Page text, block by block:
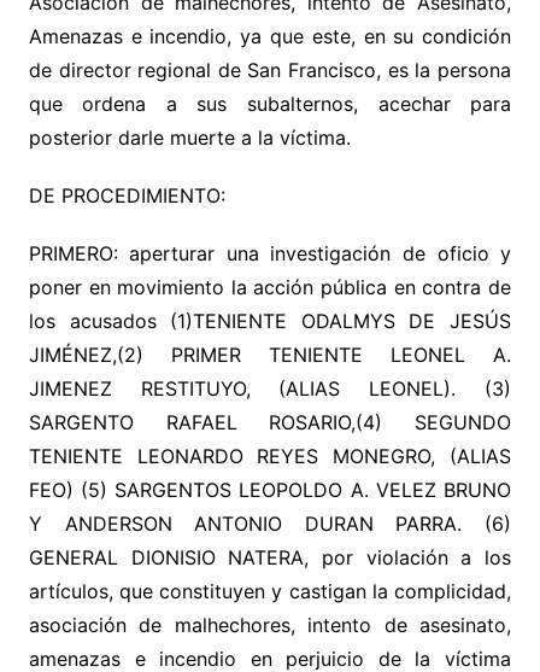
Amenazas e incendio, ya que este, en su condición
de director regional de San Francisco, es la persona
que ordena a sus subalternos, acechar para
posterior darle muerte a la víctima.
DE PROCEDIMIENTO:
PRIMERO: aperturar una investigación de oficio y
poner en movimiento la acción pública en contra de
los acusados (1)TENIENTE ODALMYS DE JESÚS
JIMÉNEZ,(2) PRIMER TENIENTE LEONEL A.
JIMENEZ RESTITUYO, (ALIAS LEONEL). (3)
SARGENTO RAFAEL ROSARIO,(4) SEGUNDO
TENIENTE LEONARDO REYES MONEGRO, (ALIAS
FEO) (5) SARGENTOS LEOPOLDO A. VELEZ BRUNO
Y ANDERSON ANTONIO DURAN PARRA. (6)
GENERAL DIONISIO NATERA, por violación a los
artículos, que constituyen y castigan la complicidad,
asociación de malhechores, intento de asesinato,
amenazas e incendio en perjuicio de la víctima